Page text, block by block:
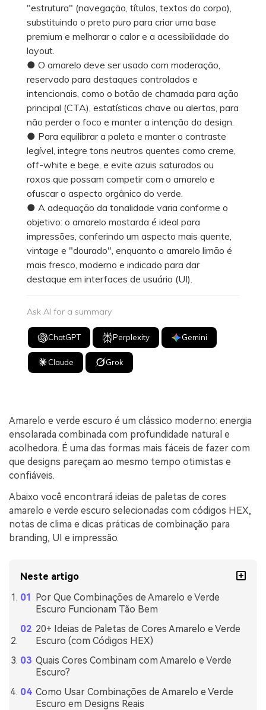
"estrutura" (navegação, títulos, textos do corpo),
substituindo o preto puro para criar uma base
premium e melhorar o calor e a acessibilidade do
layout.
● O amarelo deve ser usado com moderação,
reservado para destaques controlados e
intencionais, como o botão de chamada para ação
principal (CTA), estatísticas chave ou alertas, para
não perder o foco e manter a intenção do design.
● Para equilibrar a paleta e manter o contraste
legível, integre tons neutros quentes como creme,
off-white e bege, e evite azuis saturados ou
roxos que possam competir com o amarelo e
ofuscar o aspecto orgânico do verde.
● A adequação da tonalidade varia conforme o
objetivo: o amarelo mostarda é ideal para
impressões, conferindo um aspecto mais quente,
vintage e "dourado", enquanto o amarelo limão é
mais fresco, moderno e indicado para dar
destaque em interfaces de usuário (UI).
Ask AI for a summary
ChatGPT Perplexity Gemini
Claude Grok
Amarelo e verde escuro é um clássico moderno: energia
ensolarada combinada com profundidade natural e
acolhedora. É uma das formas mais fáceis de fazer com
que designs pareçam ao mesmo tempo otimistas e
confiáveis.
Abaixo você encontrará ideias de paletas de cores
amarelo e verde escuro selecionadas com códigos HEX,
notas de clima e dicas práticas de combinação para
branding, UI e impressão.
Neste artigo
Por Que Combinações de Amarelo e Verde
Escuro Funcionam Tão Bem
20+ Ideias de Paletas de Cores Amarelo e Verde
Escuro (com Códigos HEX)
Quais Cores Combinam com Amarelo e Verde
Escuro?
Como Usar Combinações de Amarelo e Verde
Escuro em Designs Reais